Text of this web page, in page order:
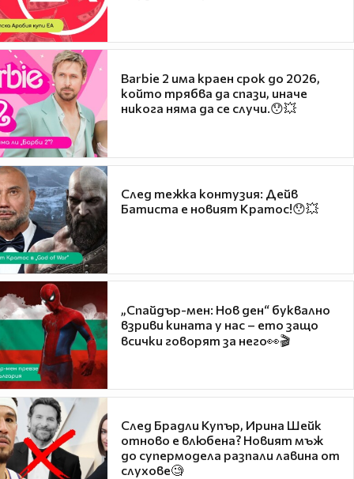
Barbie 2 има краен срок до 2026,
който трябва да спази, иначе
никога няма да се случи.😯💥
След тежка контузия: Дейв
Батиста е новият Кратос!😯💥
„Спайдър-мен: Нов ден“ буквално
взриви кината у нас – ето защо
всички говорят за него👀🎬
След Брадли Купър, Ирина Шейк
отново е влюбена? Новият мъж
до супермодела разпали лавина от
слухове🧐